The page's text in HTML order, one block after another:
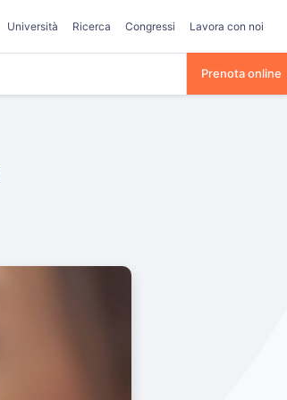
Università Ricerca Congressi Lavora con noi
Prenota online